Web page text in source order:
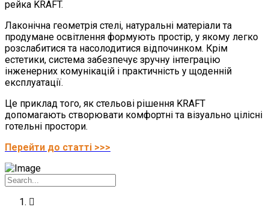
рейка KRAFT.
Лаконічна геометрія стелі, натуральні матеріали та
продумане освітлення формують простір, у якому легко
розслабитися та насолодитися відпочинком. Крім
естетики, система забезпечує зручну інтеграцію
інженерних комунікацій і практичність у щоденній
експлуатації.
Це приклад того, як стельові рішення KRAFT
допомагають створювати комфортні та візуально цілісні
готельні простори.
Перейти до статті >>>